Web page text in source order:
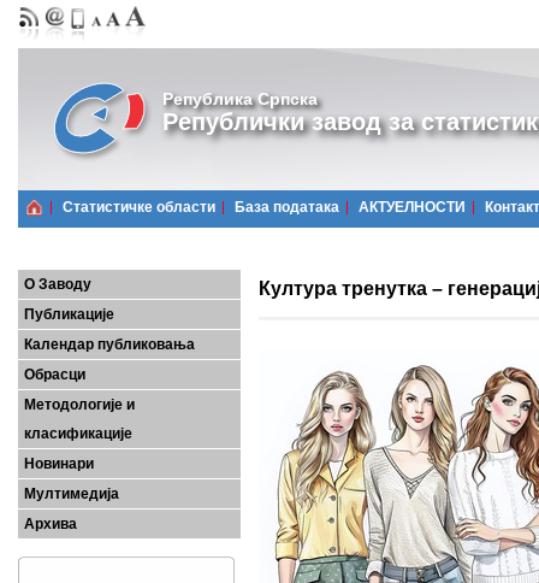
Република Српска
Републички завод за
Статистичке области Базa података АКТУЕЛНОСТИ Контакт
О Заводу
Публикације
Календар публиковања
Обрасци
Методологије и
класификације
Новинари
Мултимедија
Архива
Култура тренутка –